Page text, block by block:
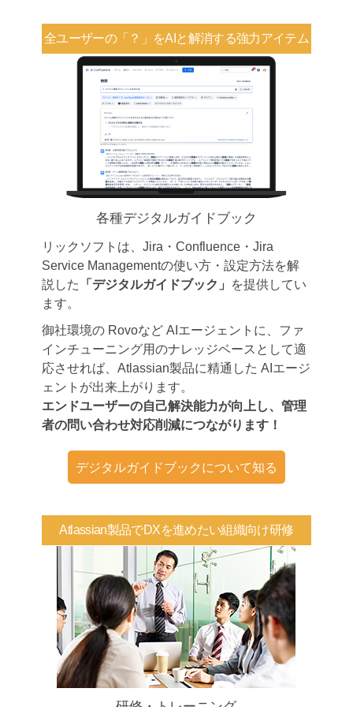
全ユーザーの「？」をAIと解消する強力アイテム
各種デジタルガイドブック
リックソフトは、Jira・Confluence・Jira
Service Managementの使い方・設定方法を解
説した
「デジタルガイドブック」 を提供してい
ます。
御社環境の Rovoなど AIエージェントに、ファ
インチューニング用のナレッジベースとして適
応させれば、Atlassian製品に精通した AIエージ
ェントが出来上がります。
エンドユーザーの自己解決能力が向上し、管理
者の問い合わせ対応削減につながります！
デジタルガイドブックについて知る
Atlassian製品でDXを進めたい組織向け研修